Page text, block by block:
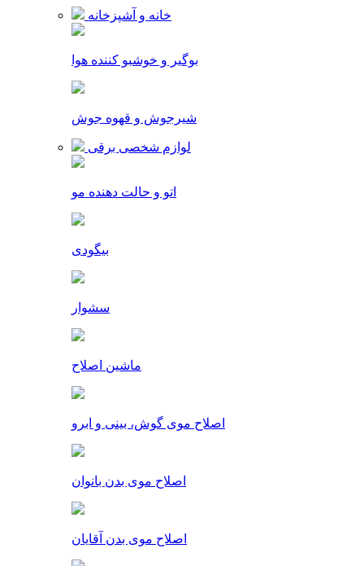
خانه و آشپزخانه
بوگیر و خوشبو کننده هوا
شیرجوش و قهوه جوش
لوازم شخصی برقی
اتو و حالت دهنده مو
بیگودی
سشوار
ماشین اصلاح
اصلاح موی گوش، بینی و ابرو
اصلاح موی بدن بانوان
اصلاح موی بدن آقایان